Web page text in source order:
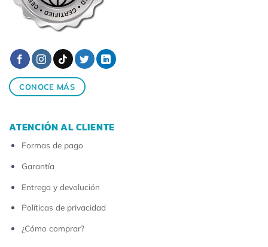
CONOCE MÁS
ATENCIÓN AL CLIENTE
Formas de pago
Garantía
Entrega y devolución
Políticas de privacidad
¿Cómo comprar?